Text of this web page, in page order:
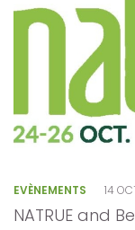
EVÈNEMENTS 14
NATRUE and